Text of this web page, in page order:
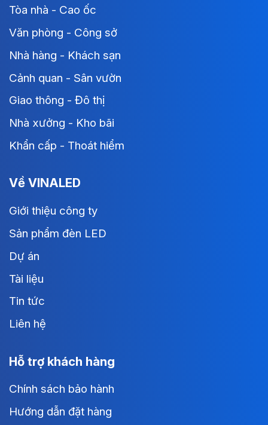
Tòa nhà - Cao ốc
Văn phòng - Công sở
Nhà hàng - Khách sạn
Cảnh quan - Sân vườn
Giao thông - Đô thị
Nhà xưởng - Kho bãi
Khẩn cấp - Thoát hiểm
Về VINALED
Giới thiệu công ty
Sản phẩm đèn LED
Dự án
Tài liệu
Tin tức
Liên hệ
Hỗ trợ khách hàng
Chính sách bảo hành
Hướng dẫn đặt hàng